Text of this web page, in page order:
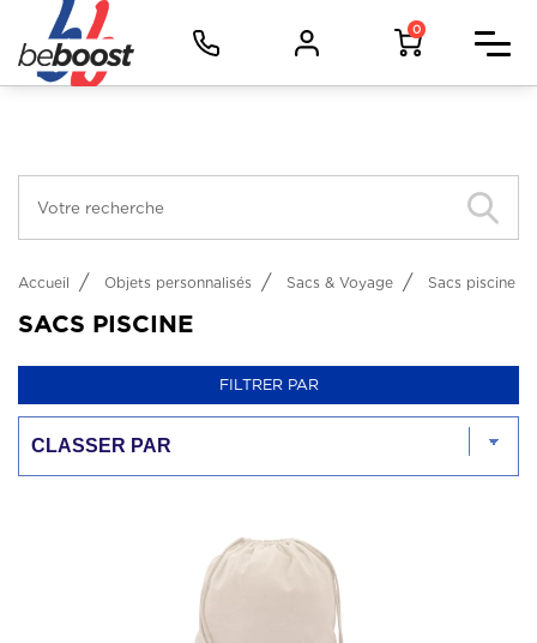
Facebook (Customer Chat) est désactivé. Autoriser
0
Vêtements d'image
Vêtements de travail
Objets
Métiers
Accueil Objets personnalisés Sacs & Voyage Sacs piscine
SACS PISCINE
FILTRER PAR
Panneau de gestion des cookies